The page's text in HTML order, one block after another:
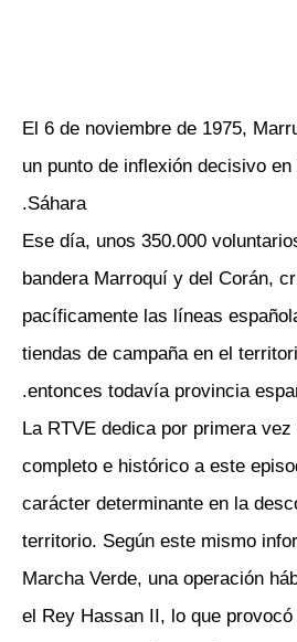
El 6 de noviembre de 1975,
un punto de inflexión decisivo
Sáhara.
Ese día, unos 350.000
bandera Marroquí y del Corán,
pacíficamente las líneas
tiendas de campaña en el
entonces todavía provincia
La RTVE dedica por primera
completo e histórico a este
carácter determinante en la
territorio. Según este mismo
Marcha Verde, una operación
el Rey Hassan II, lo que